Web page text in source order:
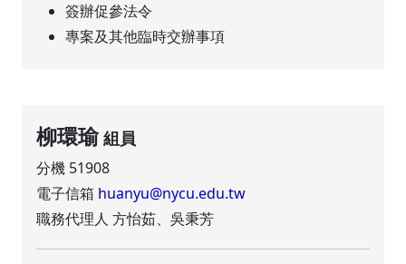
簽辦促參法令
專案及其他臨時交辦事項
柳環瑜組員
分機 51908
電子信箱 huanyu@nycu.edu.tw
職務代理人 方怡茹、吳秉芳